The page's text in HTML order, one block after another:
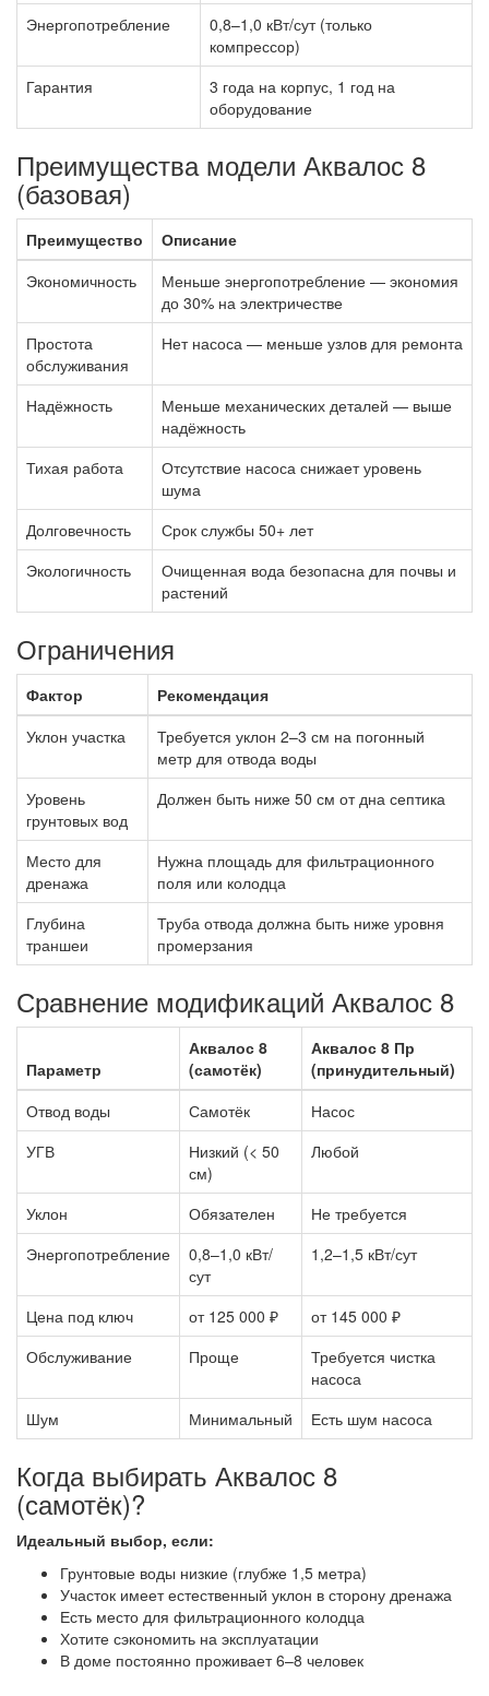
Энергопотребление
0,8–1,0 кВт/сут (только
компрессор)
Гарантия
3 года на корпус, 1 год на
оборудование
Преимущества модели Аквалос 8
(базовая)
Преимущество
Описание
Экономичность
Меньше энергопотребление — экономия
до 30% на электричестве
Простота
обслуживания
Нет насоса — меньше узлов для ремонта
Надёжность
Меньше механических деталей — выше
надёжность
Тихая работа
Отсутствие насоса снижает уровень
шума
Долговечность
Срок службы 50+ лет
Экологичность
Очищенная вода безопасна для почвы и
растений
Ограничения
Фактор
Рекомендация
Уклон участка
Требуется уклон 2–3 см на погонный
метр для отвода воды
Уровень
грунтовых вод
Должен быть ниже 50 см от дна септика
Место для
дренажа
Нужна площадь для фильтрационного
поля или колодца
Глубина
траншеи
Труба отвода должна быть ниже уровня
промерзания
Сравнение модификаций Аквалос 8
Параметр
Аквалос 8
(самотёк)
Аквалос 8 Пр
(принудительный)
Отвод воды
Самотёк
Насос
УГВ
Низкий (< 50
см)
Любой
Уклон Обязателен
Не требуется
Энергопотребление
0,8–1,0 кВт/
сут
1,2–1,5 кВт/сут
Цена под ключ от 125 000 ₽
от 145 000 ₽
Обслуживание
Проще
Требуется чистка
насоса
Шум
Минимальный Есть шум насоса
Когда выбирать Аквалос 8
(самотёк)?
Идеальный выбор, если:
Грунтовые воды низкие (глубже 1,5 метра)
Участок имеет естественный уклон в сторону дренажа
Есть место для фильтрационного колодца
Хотите сэкономить на эксплуатации
В доме постоянно проживает 6–8 человек